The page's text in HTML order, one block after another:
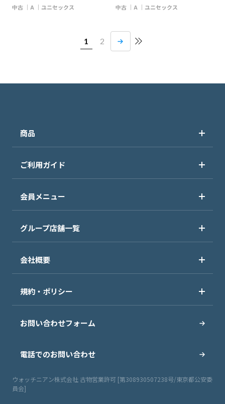
中古 A ユニセックス 中古 A ユニセックス
1 2
商品
ご利用ガイド
会員メニュー
グループ店舗一覧
会社概要
規約・ポリシー
お問い合わせフォーム
電話でのお問い合わせ
ウォッチニアン株式会社 古物営業許可 [第308930507238号/東京都公安委
員会]